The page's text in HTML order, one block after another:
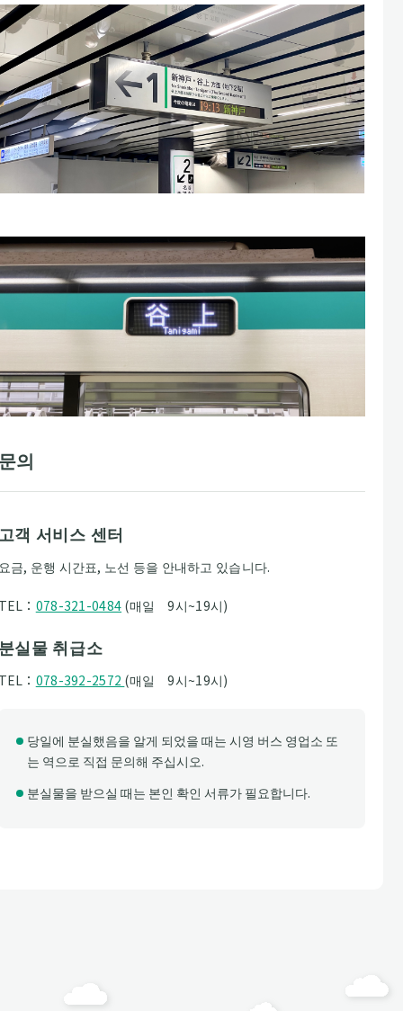
의
객 서비스 센터
금, 운행 시간표, 노선 등을 안내하고 있습니다.
： 078-321-0484 (매일 9시~19시)
실물 취급소
： 078-392-2572 (매일 9시~19시)
당일에 분실했음을 알게 되었을 때는 시영 버스 영업소 또
는 역으로 직접 문의해 주십시오.
분실물을 받으실 때는 본인 확인 서류가 필요합니다.